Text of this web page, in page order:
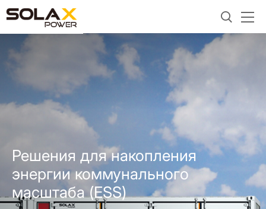
Решения для накопления
энергии коммунального
масштаба (ESS)